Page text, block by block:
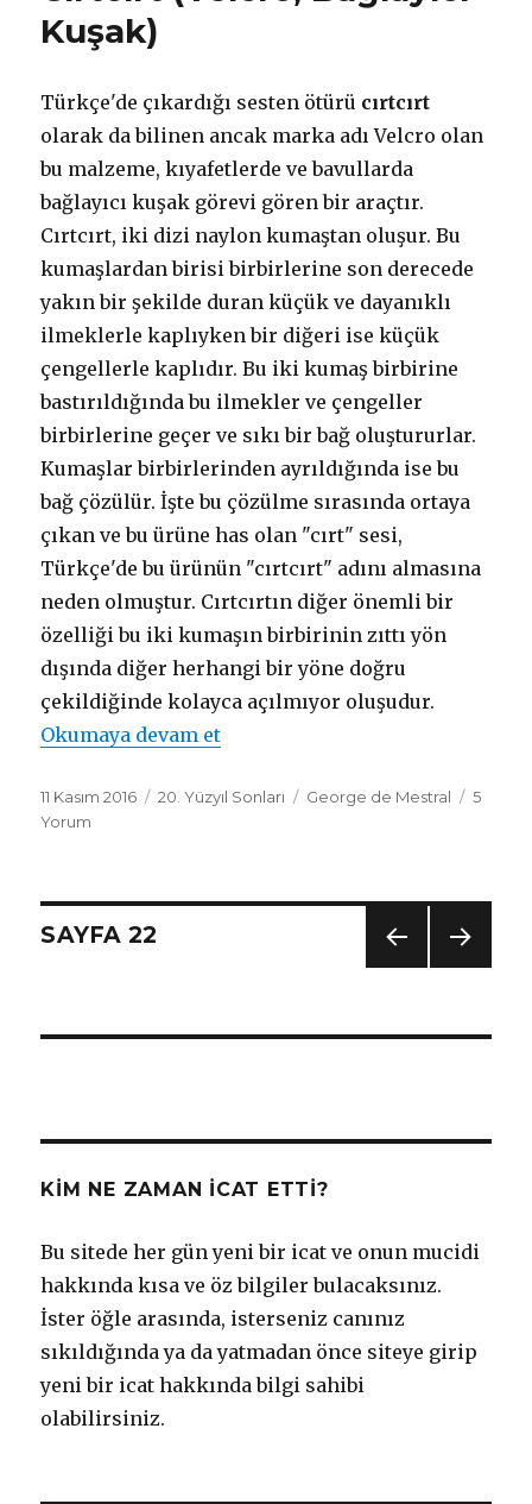
Kuşak)
Türkçe'de çıkardığı sesten ötürü cırtcırt
olarak da bilinen ancak marka adı Velcro olan
bu malzeme, kıyafetlerde ve bavullarda
bağlayıcı kuşak görevi gören bir araçtır.
Cırtcırt, iki dizi naylon kumaştan oluşur. Bu
kumaşlardan birisi birbirlerine son derecede
yakın bir şekilde duran küçük ve dayanıklı
ilmeklerle kaplıyken bir diğeri ise küçük
çengellerle kaplıdır. Bu iki kumaş birbirine
bastırıldığında bu ilmekler ve çengeller
birbirlerine geçer ve sıkı bir bağ oluştururlar.
Kumaşlar birbirlerinden ayrıldığında ise bu
bağ çözülür. İşte bu çözülme sırasında ortaya
çıkan ve bu ürüne has olan "cırt" sesi,
Türkçe'de bu ürünün "cırtcırt" adını almasına
neden olmuştur. Cırtcırtın diğer önemli bir
özelliği bu iki kumaşın birbirinin zıttı yön
dışında diğer herhangi bir yöne doğru
çekildiğinde kolayca açılmıyor oluşudur.
Okumaya devam et
Yayın
tarihi
11 Kasım 2016 Dönemler
20. Yüzyıl Sonları Mucitler
George de Mestral
5
Yorum
Yazı
A
SAYFA 22
A
KIM NE ZAMAN İCAT ETTI?
Bu sitede her gün yeni bir icat ve onun mucidi
hakkında kısa ve öz bilgiler bulacaksınız.
İster öğle arasında, isterseniz canınız
sıkıldığında ya da yatmadan önce siteye girip
yeni bir icat hakkında bilgi sahibi
olabilirsiniz.